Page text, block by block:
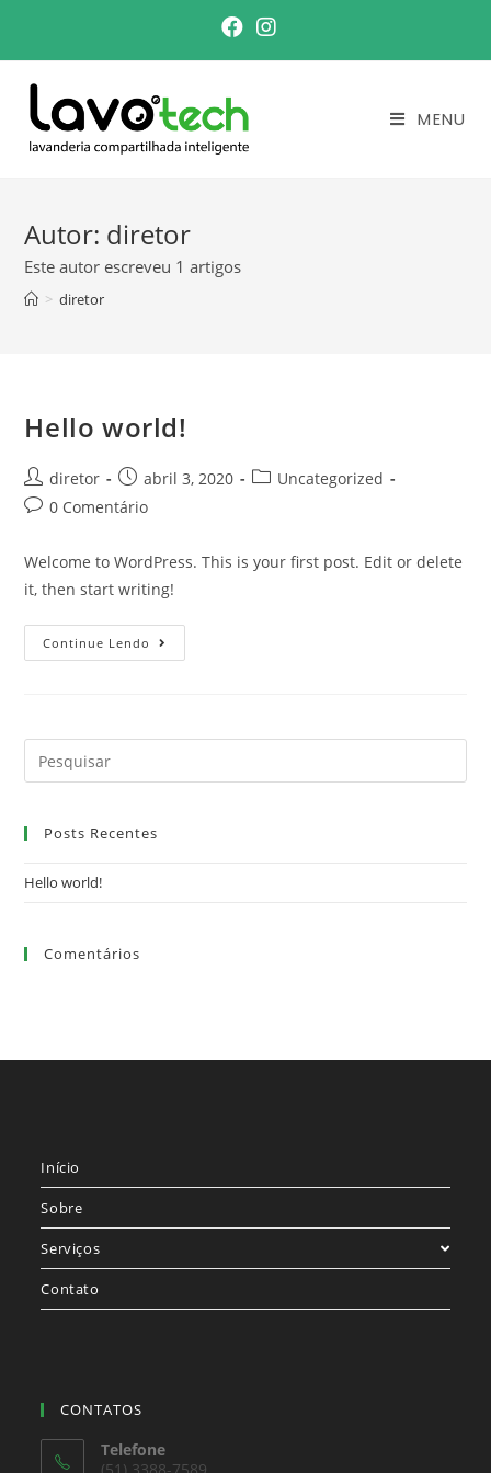
o
conteúdo
MENU
Autor: diretor
Este autor escreveu 1 artigos
> diretor
Hello world!
Autor
do
diretor
Post
publicado:
abril 3, 2020
Categoria
Uncategorized
Comentários
post:
0 Comentário
Welcome to WordPress. This is your first post. Edit or delete
it, then start writing!
Continue Lendo Hello
World!
Posts Recentes
Hello world!
Comentários
Início
Sobre
Serviços
Contato
CONTATOS
Telefone